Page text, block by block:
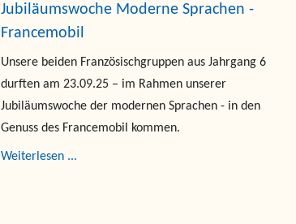
Jubiläumswoche Moderne Sprachen -
Francemobil
Unsere beiden Französischgruppen aus Jahrgang 6
durften am 23.09.25 – im Rahmen unserer
Jubiläumswoche der modernen Sprachen - in den
Genuss des Francemobil kommen.
Weiterlesen ...